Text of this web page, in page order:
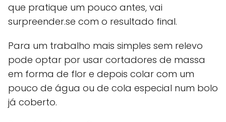
que pratique um pouco antes, vai
surpreender.se com o resultado final.
Para um trabalho mais simples sem relevo
pode optar por usar cortadores de massa
em forma de flor e depois colar com um
pouco de água ou de cola especial num bolo
já coberto.